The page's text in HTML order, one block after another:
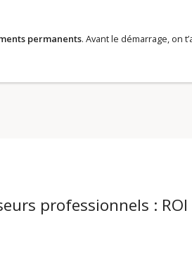
permanents. Avant le démarrage, on
professionnels :